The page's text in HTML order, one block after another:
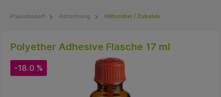
Praxisbedarf Abformung Hilfsmittel / Zubehör
Polyether Adhesive Flasche 17 ml
-18.0 %